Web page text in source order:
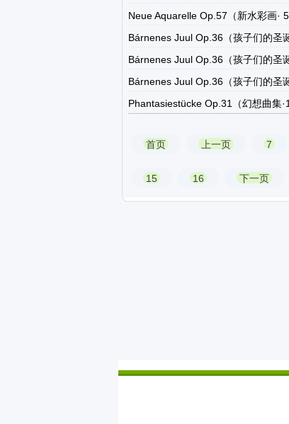
Neue Aquarelle Op.57（新水彩画·
Bárnenes Juul Op.36（孩子们的圣
Bárnenes Juul Op.36（孩子们的圣
Bárnenes Juul Op.36（孩子们的圣
Phantasiestücke Op.31（幻想曲集
首页 上一页 7
15
16 下一页